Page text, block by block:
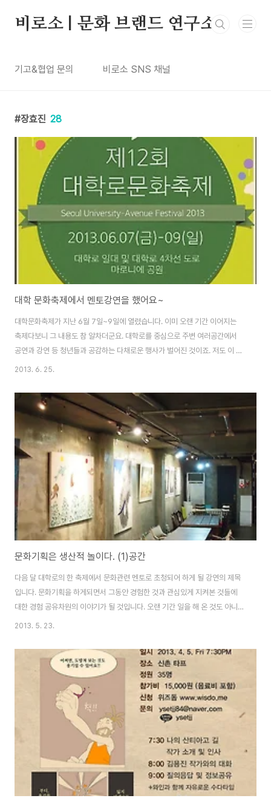
비로소 | 문화 브랜드 연구소
기고&협업 문의 비로소 SNS 채널
장효진 28
대학 문화축제에서 멘토강연을 했어요~
대학문화축제가 지난 6월 7일~9일에 열렸습니다. 이미 오랜 기간 이어지는
축제다보니 그 내용도 참 알차더군요. 대학로를 중심으로 주변 여러공간에서
공연과 강연 등 청년들과 공감하는 다채로운 행사가 벌어진 것이죠. 저도 이 축
제에 대학생이라도 된 것마냥 설레는 청춘의 마음으로 함께 할 수 있었답니다.
장에서 말이지요. 저를 강사의 자리에서 저보다 십년쯤 어린 친구들 앞에서 이
야기를 나눌 수 있는 기회를 가진다는 것은 어쩌면 제게 스스로 좋은 멘토를 만
나러 가는 것과 같았습니다. 무언가를 해보고 싶고 그 것을 향해 움직이는 행동
력은 지녔으되 귀열고 손바닥을 펴고 무언가 주변에 열린 마음을 가져본 지가
도대체 얼마전인가 싶기도 했거든..
2013. 6. 25.
문화기획은 생산적 놀이다. (1)공간
다음 달 대학로의 한 축제에서 문화관련 멘토로 초청되어 하게 될 강연의 제목
입니다. 문화기획을 하게되면서 그동안 경험한 것과 관심있게 지켜본 것들에
대한 경험 공유차원의 이야기가 될 것입니다. 오랜 기간 일을 해 온 것도 아니고
보다 많은 경험을 하신 분들이 아주 많이 계시겠지만, 하고자 하는 바를 직접 실
게도 나름의 포부를 밝혀보거나 그간의 경험을 정리해볼 시간이 되지 않을까
합니다. 문화공간을 운영하면서 안팍을 넘나들며 고민하고 신경쓰고 앞서거나
한발 물러서서 보아야 하는 것들에 대해 많은 생각을 할 수 있었습니다. 그리고
그 안에서 이런저런 모임을 기획하고 운영하면서 아쉬운 점도 많이 있었구요.
공간은 물리적이면서도 추상적인 것..
2013. 5. 23.